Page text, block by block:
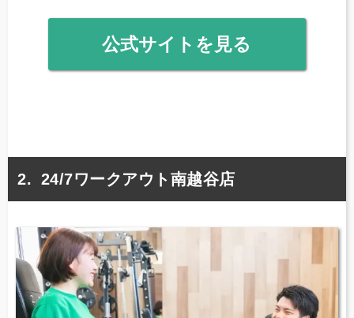
公式サイトを見る
24/7ワークアウト南越谷店